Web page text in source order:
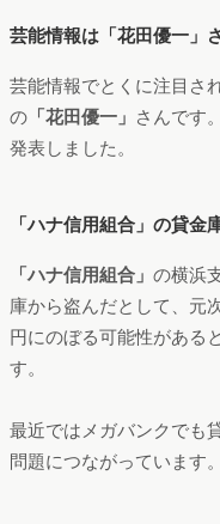
芸能情報は「花田優一」
芸能情報でとくに注目さ
の 「花田優一」 さんです
発表しました。
「ハナ信用組合」の貸金
「ハナ信用組合」 の横浜
庫から盗んだとして、元
円にのぼる可能性がある
す。
最近ではメガバンクでも
問題につながっています。